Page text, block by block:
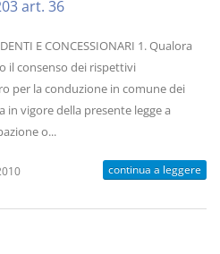
art. 36
E CONCESSIONARI 1. Qualora
il consenso dei rispettivi
per la conduzione in comune dei
vigore della presente legge a
o...
continua a leggere